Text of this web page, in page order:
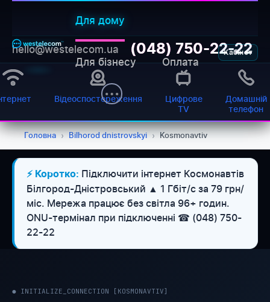
Для дому
Для бізнесу Оплата
Кабінет
hello@westelecom.ua (048) 750-22-22
Відеоспостереження
Цифрове
TV
Домашній
телефон
Головна › Bilhorod dnistrovskyi › Kosmonavtiv
⚡ Коротко: Підключити інтернет Космонавтів
Білгород-Дністровський ▲ 1 Гбіт/с за 79 грн/
міс. Мережа працює без світла 96+ годин.
ONU-термінал при підключенні ☎ (048) 750-
22-22
● INITIALIZE_CONNECTION [KOSMONAVTIV]